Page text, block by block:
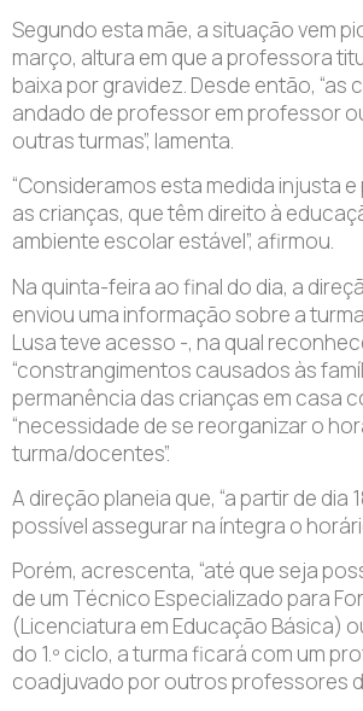
Segundo esta mãe, a situação vem
março, altura em que a professora
baixa por gravidez. Desde então, “as
andado de professor em professor
outras turmas”, lamenta.
“Consideramos esta medida injusta
as crianças, que têm direito à
ambiente escolar estável”, afirmou.
Na quinta-feira ao final do dia, a
enviou uma informação sobre a turma
Lusa teve acesso -, na qual
“constrangimentos causados às
permanência das crianças em casa
“necessidade de se reorganizar o
turma/docentes”.
A direção planeia que, “a partir de dia
possível assegurar na íntegra o
Porém, acrescenta, “até que seja
de um Técnico Especializado para
(Licenciatura em Educação Básica)
do 1.º ciclo, a turma ficará com um
coadjuvado por outros professores